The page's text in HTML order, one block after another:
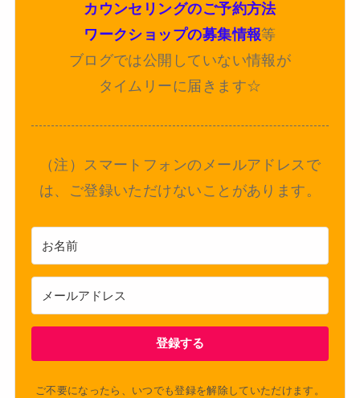
カウンセリングのご予約方法
ワークショップの募集情報等
ブログでは公開していない情報が
タイムリーに届きます☆
（注）スマートフォンのメールアドレスで
は、ご登録いただけないことがあります。
登録する
ご不要になったら、いつでも登録を解除していただけます。